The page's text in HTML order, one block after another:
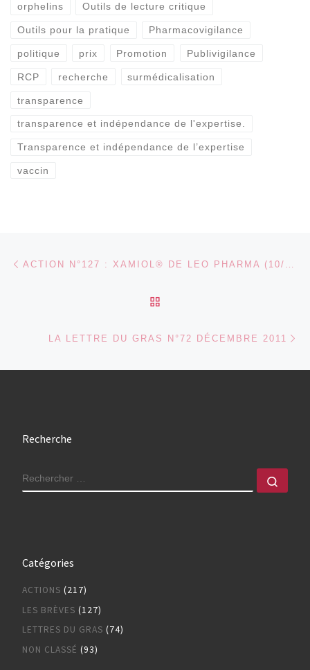
orphelins Outils de lecture critique
Outils pour la pratique Pharmacovigilance
politique prix Promotion Publivigilance
RCP recherche surmédicalisation
transparence
transparence et indépendance de l'expertise.
Transparence et indépendance de l’expertise
vaccin
Parcourir les articles
LA LETTRE DU GRAS N°72 DÉCEMBRE 2011
Recherche
RECHERCHER
Catégories
ACTIONS (217)
LES BRÈVES (127)
LETTRES DU GRAS (74)
NON CLASSÉ (93)